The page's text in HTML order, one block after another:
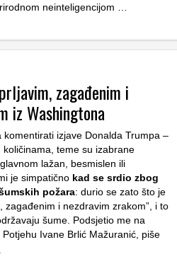
neinteligencijom …
zagađenim i
iz Washingtona
komentirati izjave Donalda Trumpa –
količinama, teme su izabrane
lažan, besmislen ili
je simpatično kad se srdio zbog
požara: durio se zato što je
zagađenim i nezdravim zrakom”, i to
šume. Podsjetio me na
Ivane Brlić Mažuranić, piše